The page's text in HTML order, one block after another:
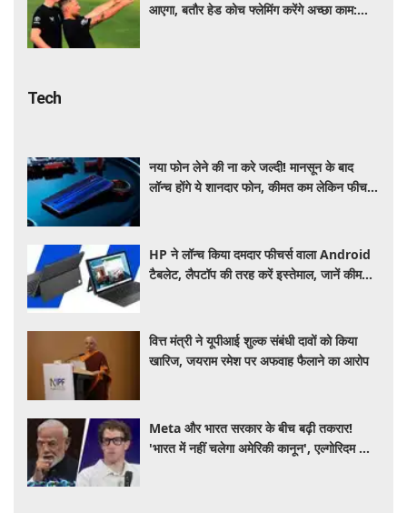
आएगा, बतौर हेड कोच फ्लेमिंग करेंगे अच्छा काम:
Tech
नया फोन लेने की ना करे जल्दी! मानसून के बाद
लॉन्च होंगे ये शानदार फोन, कीमत कम लेकिन फीचर्स
HP ने लॉन्च किया दमदार फीचर्स वाला Android
टैबलेट, लैपटॉप की तरह करें इस्तेमाल, जानें कीमत,
वित्त मंत्री ने यूपीआई शुल्क संबंधी दावों को किया
खारिज, जयराम रमेश पर अफवाह फैलाने का आरोप
Meta और भारत सरकार के बीच बढ़ी तकरार!
'भारत में नहीं चलेगा अमेरिकी कानून', एल्गोरिदम को